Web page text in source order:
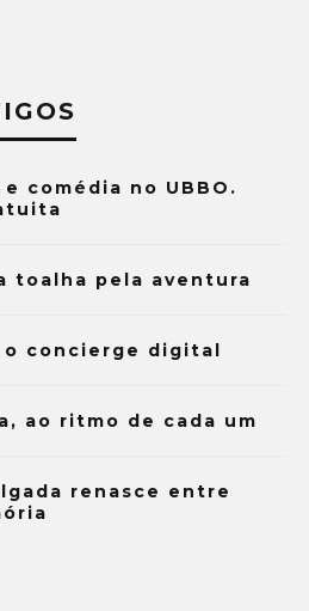
comédia no UBBO.
toalha pela aventura
o concierge digital
ao ritmo de cada um
renasce entre